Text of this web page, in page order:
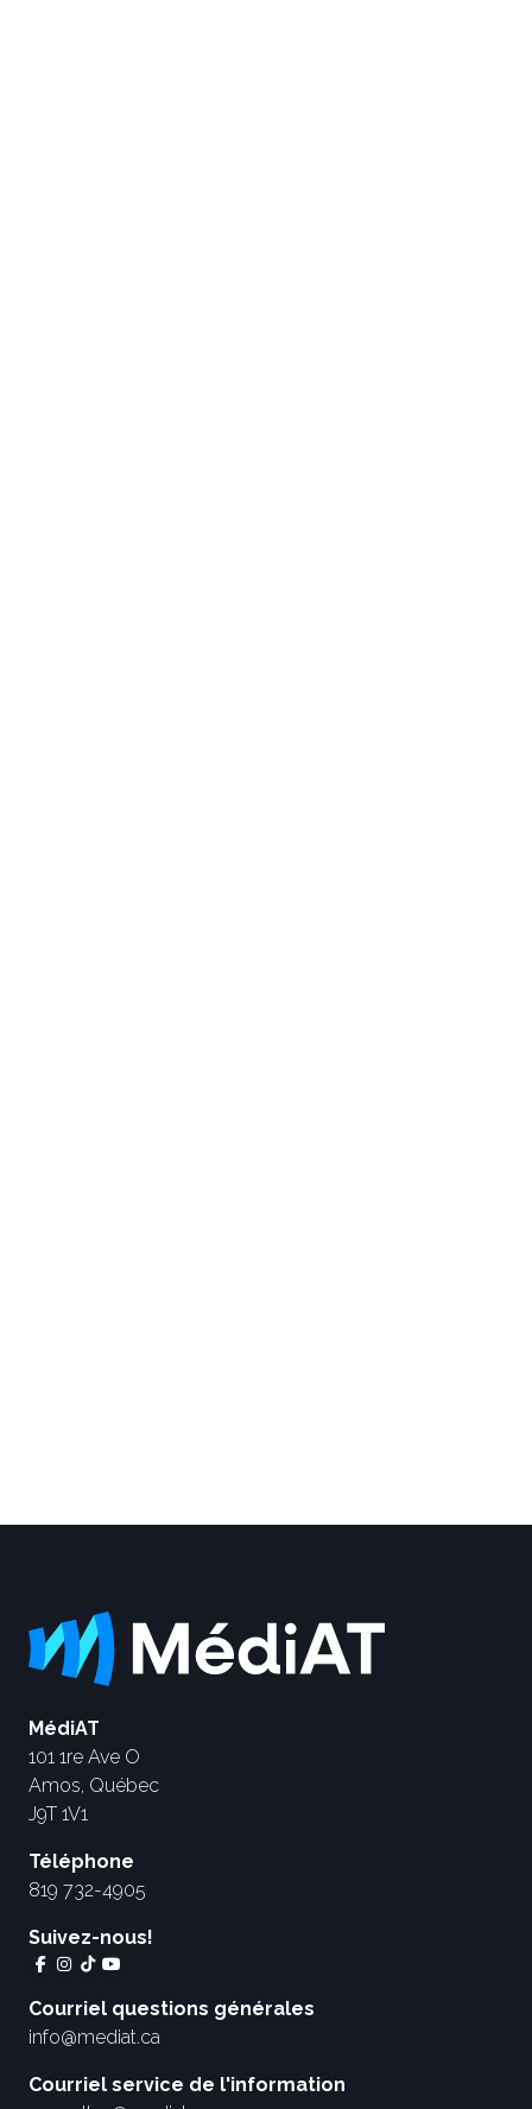
MédiAT
101 1re Ave O
Amos, Québec
J9T 1V1
Téléphone
819 732-4905
Suivez-nous!
Courriel questions générales
info@mediat.ca
Courriel service de l'information